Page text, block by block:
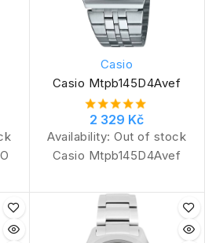
Casio
Casio Mtpb145D4Avef
2 329 Kč
Availability: Out of stock
Casio Mtpb145D4Avef